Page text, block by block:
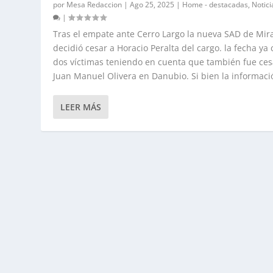
por Mesa Redaccion |Ago 25, 2025 | Home - destacadas,
|
Tras el empate ante Cerro Largo la nueva SAD de
decidió cesar a Horacio Peralta del cargo. la fecha ya
dos víctimas teniendo en cuenta que también fue
Juan Manuel Olivera en Danubio. Si bien la
LEER MÁS